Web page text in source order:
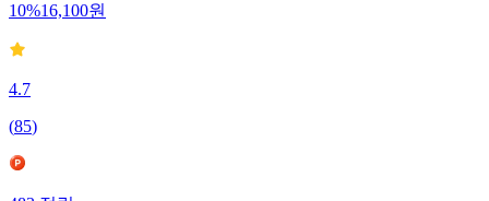
10%16,100원
4.7
(85)